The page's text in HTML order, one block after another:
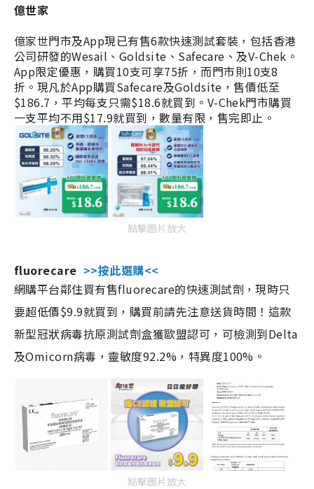
億世家
億家世門市及App現已有售6款快速測試套裝，包括香港
公司研發的Wesail、Goldsite、Safecare、及V-Chek。
App限定優惠，購買10支可享75折，而門市則10支8
折。現凡於App購買Safecare及Goldsite，售價低至
$186.7，平均每支只需$18.6就買到。V-Chek門市購買
一支平均不用$17.9就買到，數量有限，售完即止。
點擊圖片放大
fluorecare >>按此選購<<
網購平台鄰住買有售fluorecare的快速測試劑，現時只
要超低價$9.9就買到，購買前請先注意送貨時間！這款
新型冠狀病毒抗原測試劑盒獲歐盟認可，可檢測到Delta
及Omicorn病毒，靈敏度92.2%，特異度100%。
點擊圖片放大